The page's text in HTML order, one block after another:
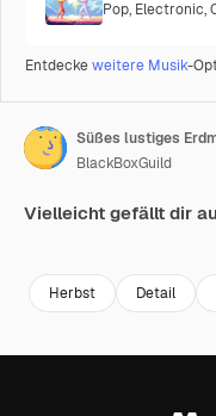
Pop, Electronic,
Entdeckeweitere Musik-
Süßes lustiges
BlackBoxGuild
Vielleicht gefällt dir
Herbst Detail